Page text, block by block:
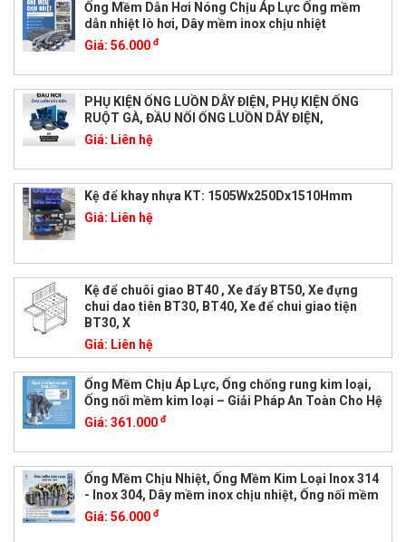
Ống Mềm Dẫn Hơi Nóng Chịu Áp Lực Ống mềm
dẫn nhiệt lò hơi, Dây mềm inox chịu nhiệt
Giá: 56.000 đ
PHỤ KIỆN ỐNG LUỒN DÂY ĐIỆN, PHỤ KIỆN ỐNG
RUỘT GÀ, ĐẦU NỐI ỐNG LUỒN DÂY ĐIỆN,
Giá: Liên hệ
Kệ để khay nhựa KT: 1505Wx250Dx1510Hmm
Giá: Liên hệ
Kệ để chuôi giao BT40 , Xe đẩy BT50, Xe đựng
chui dao tiên BT30, BT40, Xe để chui giao tiện
BT30, X
Giá: Liên hệ
Ống Mềm Chịu Áp Lực, Ống chống rung kim loại,
Ống nối mềm kim loại – Giải Pháp An Toàn Cho Hệ
Giá: 361.000 đ
Ống Mềm Chịu Nhiệt, Ống Mềm Kim Loại Inox 314
- Inox 304, Dây mềm inox chịu nhiệt, Ống nối mềm
Giá: 56.000 đ